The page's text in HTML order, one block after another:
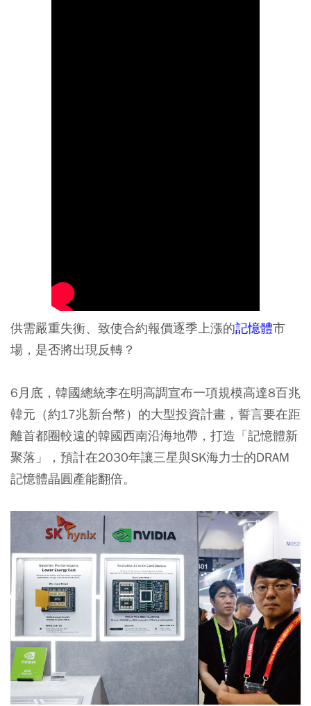
供需嚴重失衡、致使合約報價逐季上漲的記憶體市
場，是否將出現反轉？
6月底，韓國總統李在明高調宣布一項規模高達8百兆
韓元（約17兆新台幣）的大型投資計畫，誓言要在距
離首都圈較遠的韓國西南沿海地帶，打造「記憶體新
聚落」，預計在2030年讓三星與SK海力士的DRAM
記憶體晶圓產能翻倍。